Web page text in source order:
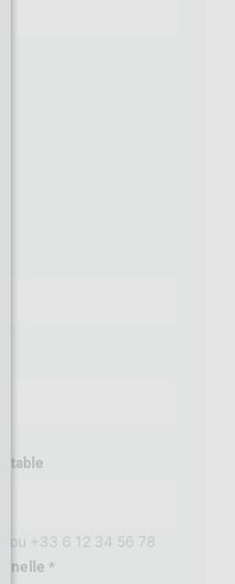
ou +33 6 12 34 56 78